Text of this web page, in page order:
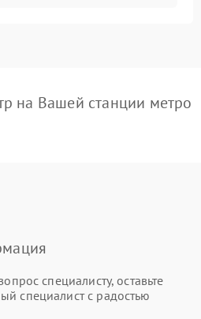
на Вашей станции метро
специалисту, оставьте
специалист с радостью